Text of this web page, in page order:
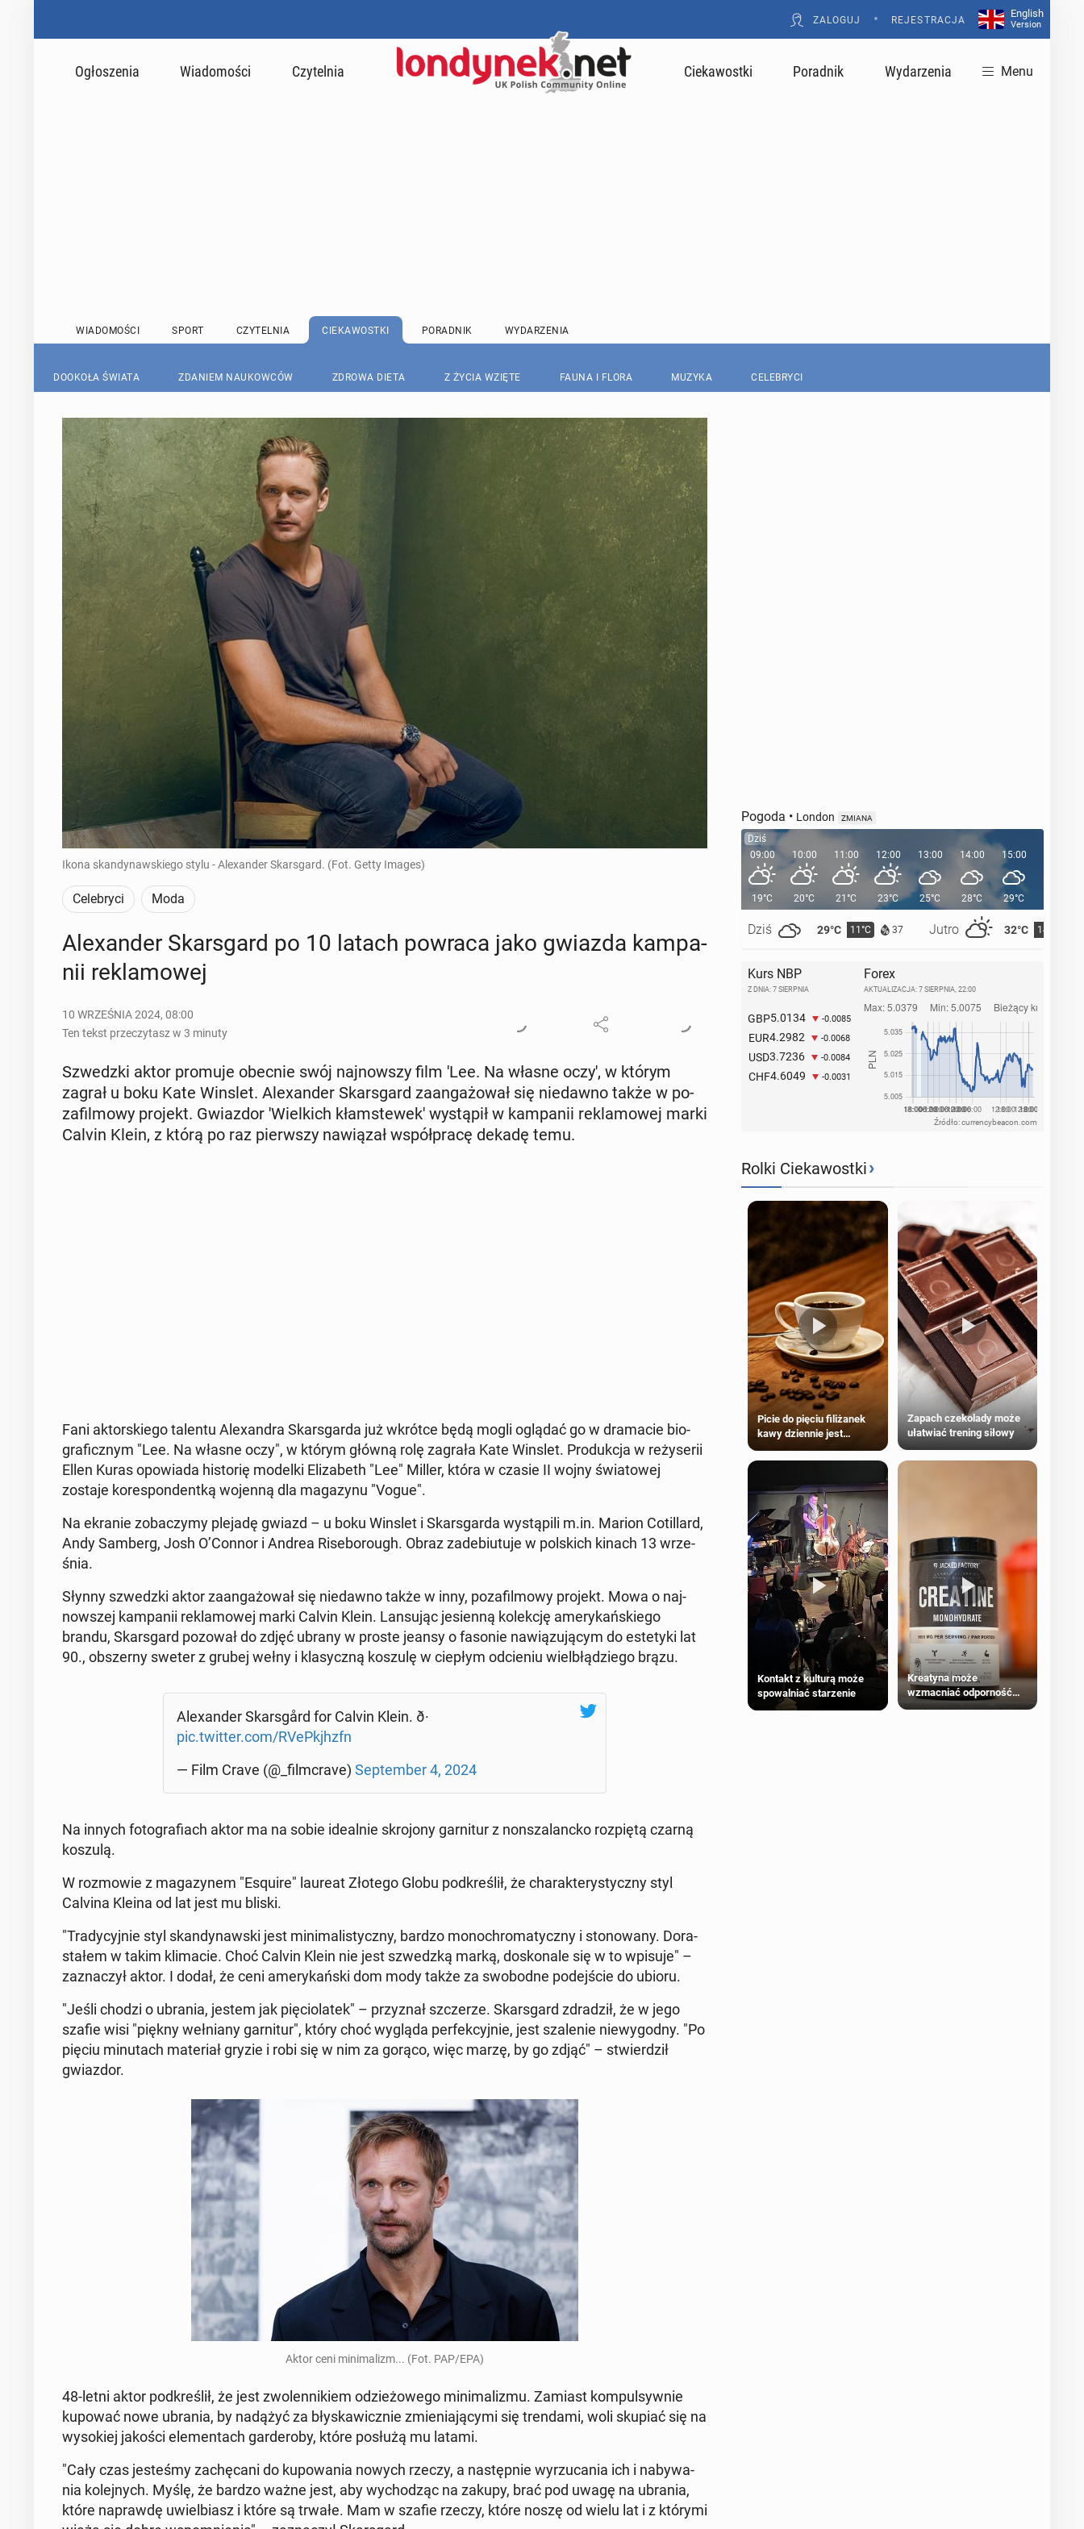
ZALOGUJ • REJESTRACJA
English
Version
Ogłoszenia Wiadomości Czytelnia Ciekawostki Poradnik Wydarzenia Menu
WIADOMOŚCI SPORT CZYTELNIA CIEKAWOSTKI PORADNIK WYDARZENIA
DOOKOŁA ŚWIATA ZDANIEM NAUKOWCÓW ZDROWA DIETA Z ŻYCIA WZIĘTE FAUNA I FLORA MUZYKA CELEBRYCI
Ikona skandynawskiego stylu - Alexander Skarsgard. (Fot. Getty Images)
Celebryci Moda
Ale­xan­der Skars­gard po 10 latach powraca jako gwiazda kam­pa­
nii re­kla­mo­wej
10 WRZEŚNIA 2024, 08:00
Ten tekst przeczytasz w 3 minuty
Szwedz­ki aktor promuje obecnie swój naj­now­szy film 'Lee. Na własne oczy', w którym
zagrał u boku Kate Winslet. Ale­xan­der Skars­gard za­an­ga­żo­wał się nie­daw­no także w po­
za­fil­mo­wy projekt. Gwiaz­dor 'Wiel­kich kłam­ste­we­k' wy­stą­pił w kam­pa­nii re­kla­mo­wej marki
Calvin Klein, z którą po raz pierw­szy na­wią­zał współ­pra­cę dekadę temu.
Fani ak­tor­skie­go talentu Ale­xan­dra Skars­gar­da już wkrótce będą mogli oglądać go w dra­ma­cie bio­
gra­ficz­nym "Lee. Na własne oczy", w którym główną rolę zagrała Kate Winslet. Pro­duk­cja w re­ży­se­rii
Ellen Kuras opo­wia­da hi­sto­rię modelki Eli­za­beth "Lee" Miller, która w czasie II wojny świa­to­wej
zostaje ko­re­spon­dent­ką wojenną dla ma­ga­zy­nu "Vogue".
Na ekranie zo­ba­czy­my plejadę gwiazd – u boku Winslet i Skars­gar­da wy­stą­pi­li m.in. Marion Co­til­lard,
Andy Samberg, Josh O’Connor i Andrea Ri­se­bo­ro­ugh. Obraz za­de­biu­tu­je w pol­skich kinach 13 wrze­
śnia.
Słynny szwedz­ki aktor za­an­ga­żo­wał się nie­daw­no także w inny, po­za­fil­mo­wy projekt. Mowa o naj­
now­szej kam­pa­nii re­kla­mo­wej marki Calvin Klein. Lan­su­jąc je­sien­ną ko­lek­cję ame­ry­kań­skie­go
brandu, Skars­gard pozował do zdjęć ubrany w proste jeansy o fasonie na­wią­zu­ją­cym do es­te­ty­ki lat
90., ob­szer­ny sweter z grubej wełny i kla­sycz­ną koszulę w ciepłym od­cie­niu wiel­błą­dzie­go brązu.
Ale­xan­der Skars­gård for Calvin Klein. ð·
pic.twitter.com/RVeP­kjhzfn
— Film Crave (@_film­cra­ve) Sep­tem­ber 4, 2024
Na innych fo­to­gra­fiach aktor ma na sobie ide­al­nie skro­jo­ny gar­ni­tur z non­sza­lanc­ko roz­pię­tą czarną
koszulą.
W roz­mo­wie z ma­ga­zy­nem "Esquire" laureat Złotego Globu pod­kre­ślił, że cha­rak­te­ry­stycz­ny styl
Calvina Kleina od lat jest mu bliski.
"Tra­dy­cyj­nie styl skan­dy­naw­ski jest mi­ni­ma­li­stycz­ny, bardzo mo­no­chro­ma­tycz­ny i sto­no­wa­ny. Do­ra­
sta­łem w takim kli­ma­cie. Choć Calvin Klein nie jest szwedz­ką marką, do­sko­na­le się w to wpisuje" –
za­zna­czył aktor. I dodał, że ceni ame­ry­kań­ski dom mody także za swo­bod­ne po­dej­ście do ubioru.
"Jeśli chodzi o ubrania, jestem jak pię­cio­la­tek" – przy­znał szcze­rze. Skars­gard zdra­dził, że w jego
szafie wisi "piękny weł­nia­ny gar­ni­tur", który choć wygląda per­fek­cyj­nie, jest sza­le­nie nie­wy­god­ny. "Po
pięciu mi­nu­tach ma­te­riał gryzie i robi się w nim za gorąco, więc marzę, by go zdjąć" – stwier­dził
gwiaz­dor.
Aktor ceni mi­ni­ma­lizm... (Fot. PAP/EPA)
48-letni aktor pod­kre­ślił, że jest zwo­len­ni­kiem odzie­żo­we­go mi­ni­ma­li­zmu. Zamiast kom­pul­syw­nie
kupować nowe ubrania, by nadążyć za bły­ska­wicz­nie zmie­nia­ją­cy­mi się tren­da­mi, woli skupiać się na
wy­so­kiej jakości ele­men­tach gar­de­ro­by, które posłużą mu latami.
"Cały czas je­ste­śmy za­chę­ca­ni do ku­po­wa­nia nowych rzeczy, a na­stęp­nie wy­rzu­ca­nia ich i na­by­wa­
nia ko­lej­nych. Myślę, że bardzo ważne jest, aby wy­cho­dząc na zakupy, brać pod uwagę na ubrania,
które na­praw­dę uwiel­biasz i które są trwałe. Mam w szafie rzeczy, które noszę od wielu lat i z którymi
Pogoda • London ZMIANA
Dziś
09:00
19°C
Dziś 29°C 11°C 37 Jutro 32°C 14°C
10:00
20°C
11:00
21°C
12:00
23°C
13:00
25°C
14:00
28°C
15:00
29°C
Kurs NBP
Z DNIA: 7 SIERPNIA
GBP5.0134 -0.0085
EUR4.2982 -0.0068
USD3.7236 -0.0084
CHF4.6049 -0.0031
Forex
AKTUALIZACJA: 7 SIERPNIA, 22:00
Źródło: currencybeacon.com
Rolki Ciekawostki›
Picie do pięciu filiżanek
kawy dziennie jest
większości dorosłych
Zapach czekolady może
ułatwiać trening siłowy
Kontakt z kulturą może
spowalniać starzenie
Kreatyna może
wzmacniać odporność
przeciw nowotworom